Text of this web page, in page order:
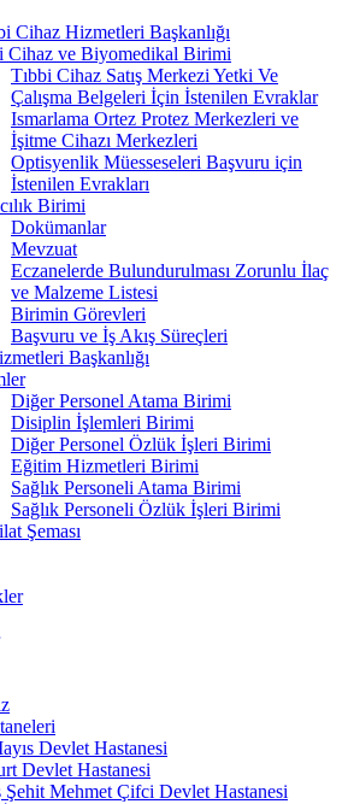
Cihaz Hizmetleri Başkanlığı
Cihaz ve Biyomedikal Birimi
Tıbbi Cihaz Satış Merkezi Yetki Ve
Çalışma Belgeleri İçin İstenilen Evraklar
Ismarlama Ortez Protez Merkezleri ve
İşitme Cihazı Merkezleri
Optisyenlik Müesseseleri Başvuru için
İstenilen Evrakları
Birimi
Dokümanlar
Mevzuat
Eczanelerde Bulundurulması Zorunlu İlaç
ve Malzeme Listesi
Birimin Görevleri
Başvuru ve İş Akış Süreçleri
Başkanlığı
Diğer Personel Atama Birimi
Disiplin İşlemleri Birimi
Diğer Personel Özlük İşleri Birimi
Eğitim Hizmetleri Birimi
Sağlık Personeli Atama Birimi
Sağlık Personeli Özlük İşleri Birimi
Şeması
Devlet Hastanesi
Devlet Hastanesi
Şehit Mehmet Çifci Devlet Hastanesi